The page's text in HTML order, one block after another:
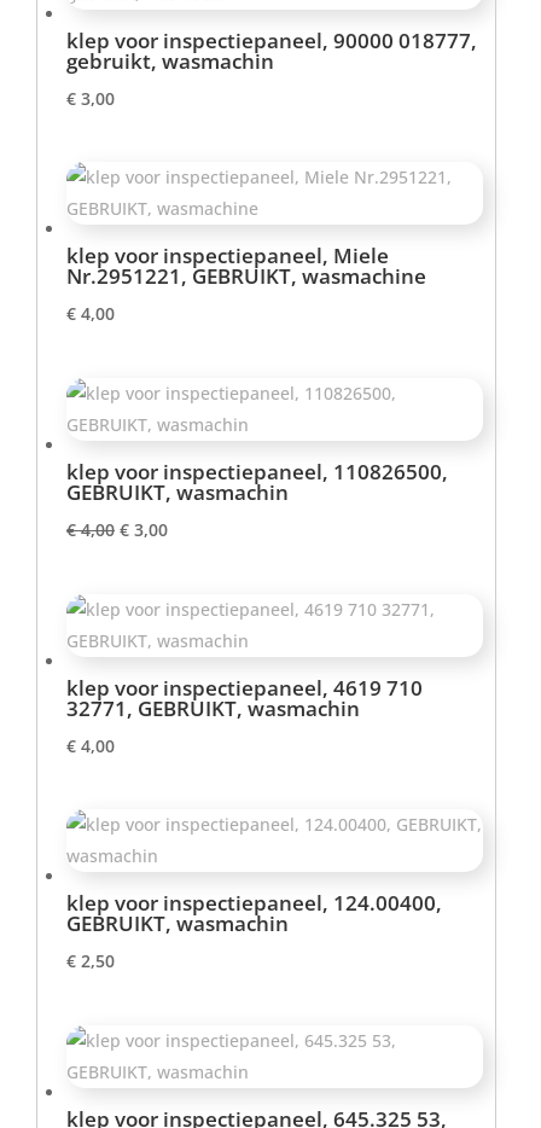
klep voor inspectiepaneel, 90000 018777,
gebruikt, wasmachin
€ 3,00
klep voor inspectiepaneel, Miele
Nr.2951221, GEBRUIKT, wasmachine
€ 4,00
klep voor inspectiepaneel, 110826500,
GEBRUIKT, wasmachin
€4,00 Oorspronkelijke
€ 4,00.
€ 3,00Huidige
€ 3,00.
klep voor inspectiepaneel, 4619 710
32771, GEBRUIKT, wasmachin
€ 4,00
klep voor inspectiepaneel, 124.00400,
GEBRUIKT, wasmachin
€ 2,50
klep voor inspectiepaneel, 645.325 53,